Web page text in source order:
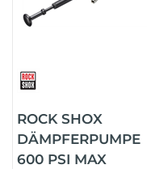
ROCK SHOX
DÄMPFERPUMPE
600 PSI MAX